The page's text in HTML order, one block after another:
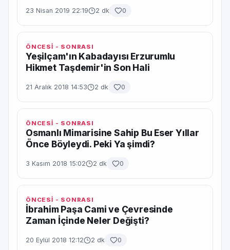
23 Nisan 2019 22:19 2 dk 0
ÖNCESİ - SONRASI
Yeşilçam'ın Kabadayısı Erzurumlu
Hikmet Taşdemir'in Son Hali
21 Aralık 2018 14:53 2 dk 0
ÖNCESİ - SONRASI
Osmanlı Mimarisine Sahip Bu Eser Yıllar
Önce Böyleydi. Peki Ya şimdi?
3 Kasım 2018 15:02 2 dk 0
ÖNCESİ - SONRASI
İbrahim Paşa Cami ve Çevresinde
Zaman İçinde Neler Değişti?
20 Eylül 2018 12:12 2 dk 0